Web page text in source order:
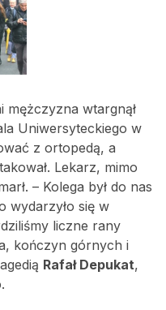
mężczyzna wtargnął
Uniwersyteckiego w
z ortopedą, a
Lekarz, mimo
– Kolega był do nas
wydarzyło się w
liczne rany
kończyn górnych i
Rafał Depukat,